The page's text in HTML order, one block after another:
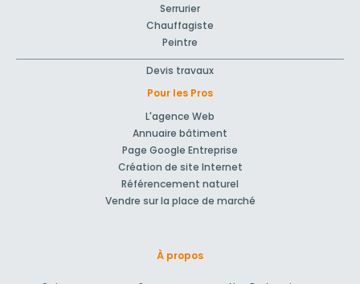
Serrurier
Chauffagiste
Peintre
Devis travaux
Pour les Pros
L'agence Web
Annuaire bâtiment
Page Google Entreprise
Création de site Internet
Référencement naturel
Vendre sur la place de marché
À propos